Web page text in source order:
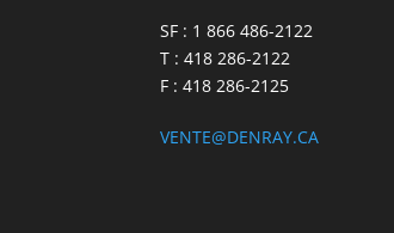
SF : 1 866 486-2122
T : 418 286-2122
F : 418 286-2125
VENTE@DENRAY.CA